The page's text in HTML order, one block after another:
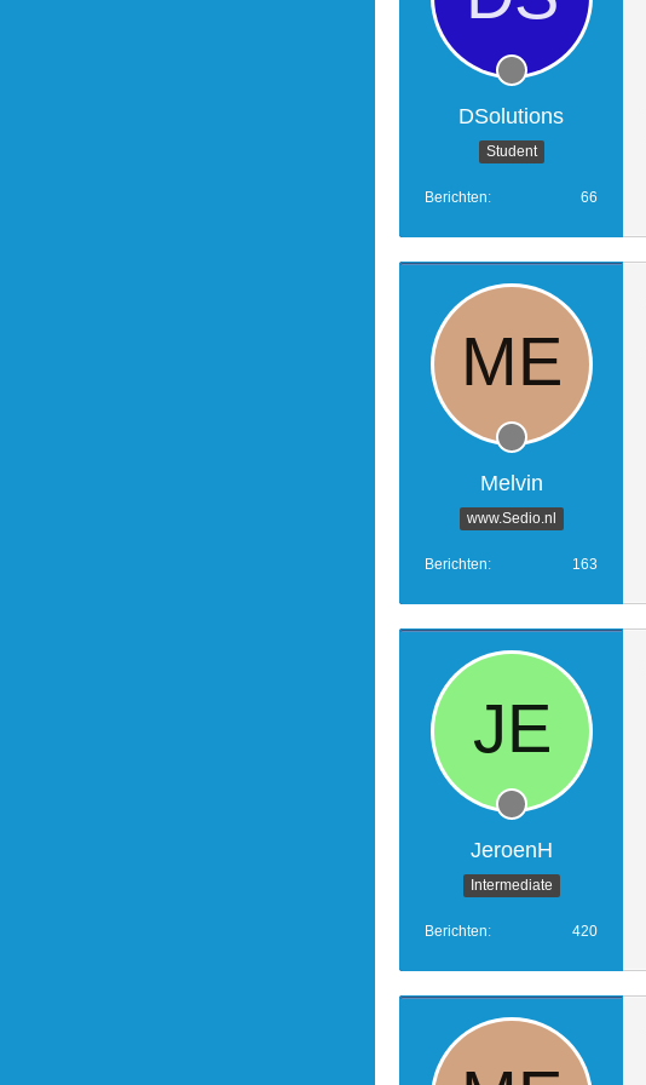
DSolutions
Student
Berichten 66
Melvin
www.Sedio.nl
Berichten 163
JeroenH
Intermediate
Berichten 420